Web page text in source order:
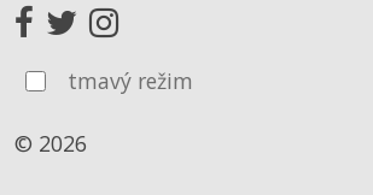
tmavý režim
© 2026